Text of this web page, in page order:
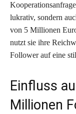
lukrativ, sondern
von 5 Millionen
nutzt sie ihre
Follower auf eine
Einfluss
Millionen